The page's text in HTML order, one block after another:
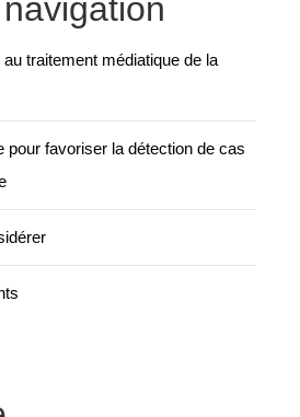
traitement médiatique de la
pour favoriser la détection de cas